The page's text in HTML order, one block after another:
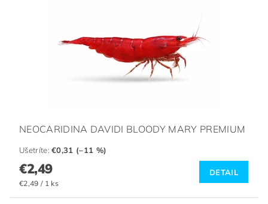
NEOCARIDINA DAVIDI BLOODY MARY PREMIUM
Ušetríte:€0,31 (–11 %)
€2,49
€2,49 / 1 ks
DETAIL